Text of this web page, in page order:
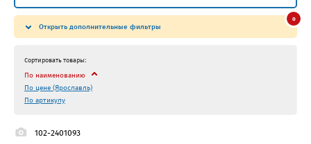
Открыть дополнительные фильтры
0
Сортировать товары:
По наименованию
По цене (Ярославль)
По артикулу
102-2401093